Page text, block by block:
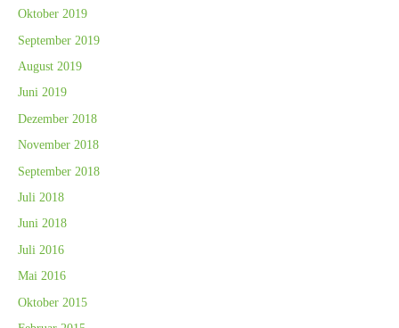
Oktober 2019
September 2019
August 2019
Juni 2019
Dezember 2018
November 2018
September 2018
Juli 2018
Juni 2018
Juli 2016
Mai 2016
Oktober 2015